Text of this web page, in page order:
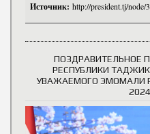
Источник: http://president.tj/node/
ПОЗДРАВИТЕЛЬНОЕ
РЕСПУБЛИКИ
УВАЖАЕМОГО ЭМОМАЛИ